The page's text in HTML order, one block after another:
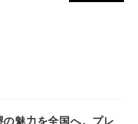
魅力を全国へ。プレ